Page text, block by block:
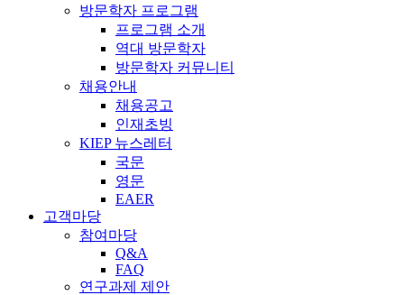
방문학자 프로그램
프로그램 소개
역대 방문학자
방문학자 커뮤니티
채용안내
채용공고
인재초빙
KIEP 뉴스레터
국문
영문
EAER
고객마당
참여마당
Q&A
FAQ
연구과제 제안